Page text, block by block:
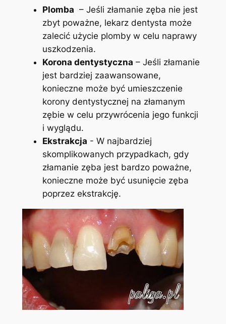
Plomba ‌ – Jeśli złamanie zęba nie jest​
zbyt poważne, lekarz⁢ dentysta może⁢
zalecić ‍użycie plomby w ‍celu ⁣naprawy⁤
uszkodzenia.
Korona dentystyczna – Jeśli złamanie
jest⁣ bardziej zaawansowane, ​
konieczne ⁣może być umieszczenie‌
korony dentystycznej na złamanym
‍zębie w celu⁣ przywrócenia jego funkcji
i ‌wyglądu.
Ekstrakcja -‌ W najbardziej⁢
skomplikowanych⁣ przypadkach, gdy
złamanie zęba‍ jest bardzo ⁢poważne,
konieczne może być usunięcie zęba
⁤poprzez ekstrakcję.